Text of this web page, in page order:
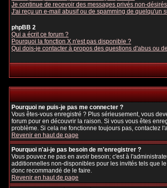
Je continue de recevoir des messages privés non-
J'ai reçu un e-mail abusif ou de spamming de quelqu'un
phpBB 2
Qui a écrit ce forum ?
Pourquoi la fonction X n'est pas disponible ?
Qui dois-je contacter à propos des questions d'abus ou
Pourquoi ne puis-je pas me connecter ?
Vous êtes-vous enregistré ? Plus sérieusement, vous
forum pour en découvrir la raison. Si vous vous êtes
problème. Si cela ne fonctionne toujours pas, contactez
Revenir en haut de page
Pourquoi n'ai-je pas besoin de m'enregistrer ?
Vous pouvez ne pas en avoir besoin; c'est à
additionnelles non-disponibles pour les invités tels que
donc recommandé de le faire.
Revenir en haut de page